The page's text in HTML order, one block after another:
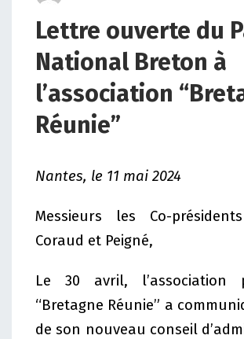
Lettre ouverte du
National Breton à
l’association
Réunie”
Nantes, le 11 mai 2024
Messieurs les Co-
Coraud et Peigné,
Le 30 avril, l’association
“Bretagne Réunie” a
de son nouveau conseil